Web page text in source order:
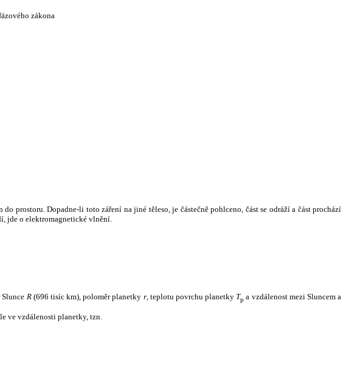
zákona
prostoru. Dopadne-li toto záření na jiné těleso, je částečně pohlceno, část se odráží a část prochází
jde o elektromagnetické vlnění.
R(696 tisíc km), poloměr planetky r, teplotu povrchu planetky Tp a vzdálenost mezi Sluncem a
ve vzdálenosti planetky, tzn.